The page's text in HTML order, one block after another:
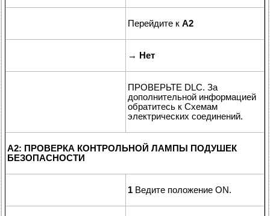
Перейдите к A2
→ Нет
ПРОВЕРЬТЕ DLC. За
дополнительной информацией
обратитесь к Схемам
электрических соединений.
A2: ПРОВЕРКА КОНТРОЛЬНОЙ ЛАМПЫ ПОДУШЕК
БЕЗОПАСНОСТИ
1 Ведите положение ON.